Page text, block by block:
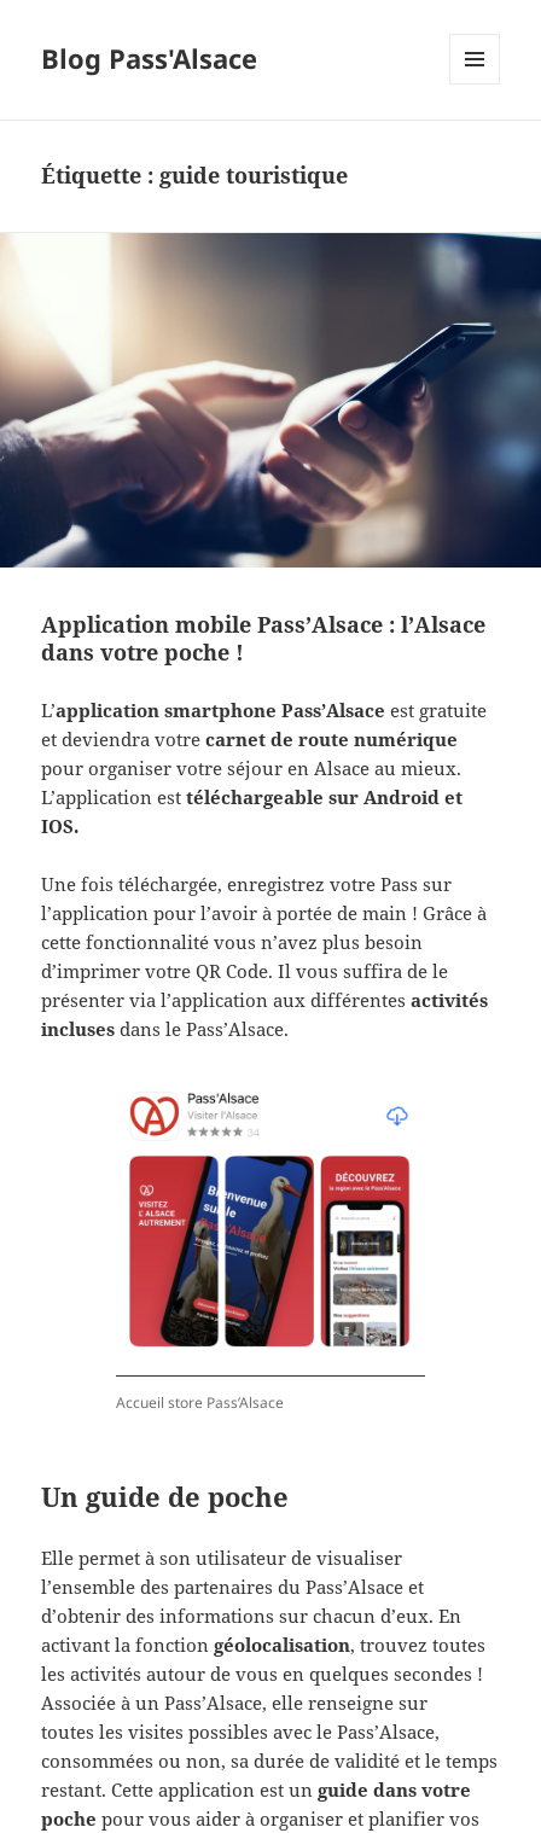
Blog Pass'Alsace
Étiquette : guide touristique
Application mobile Pass’Alsace : l’Alsace
dans votre poche !
L’application smartphone Pass’Alsace est gratuite
et deviendra votrecarnet de route numérique
pour organiser votre séjour en Alsace au mieux.
L’application esttéléchargeable sur Android et
IOS.
Une fois téléchargée, enregistrez votre Pass sur
l’application pour l’avoir à portée de main ! Grâce à
cette fonctionnalité vous n’avez plus besoin
d’imprimer votre QR Code. Il vous suffira de le
présenter via l’application aux différentesactivités
incluses dans le Pass’Alsace.
Accueil store Pass’Alsace
Un guide de poche
Elle permet à son utilisateur de visualiser
l’ensemble des partenaires du Pass’Alsace et
d’obtenir des informations sur chacun d’eux. En
activant la fonctiongéolocalisation, trouvez toutes
les activités autour de vous en quelques secondes !
Associée à un Pass’Alsace, elle renseigne sur
toutes les visites possibles avec le Pass’Alsace,
consommées ou non, sa durée de validité et le temps
restant. Cette application est unguide dans votre
poche pour vous aider à organiser et planifier vos